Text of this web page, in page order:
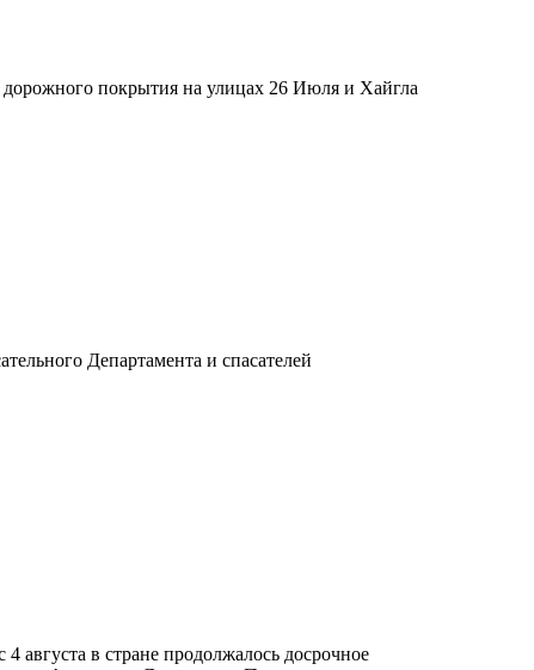
дорожного покрытия на улицах 26 Июля и Хайгла
Департамента и спасателей
в стране продолжалось досрочное